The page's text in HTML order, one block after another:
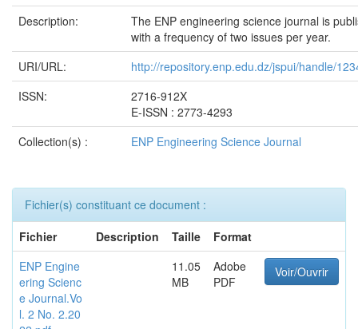
Description:
The ENP engineering science journal is
with a frequency of two issues per year.
URI/URL:
http://repository.enp.edu.dz/jspui/handle/
ISSN:
2716-912X
E-ISSN : 2773-4293
Collection(s) :
ENP Engineering Science Journal
Fichier(s) constituant ce document :
Fichier
Description Taille
Format
ENP Engine
ering Scienc
e Journal.Vo
l. 2 No. 2.20
11.05
MB
Adobe
PDF
Voir/Ouvrir